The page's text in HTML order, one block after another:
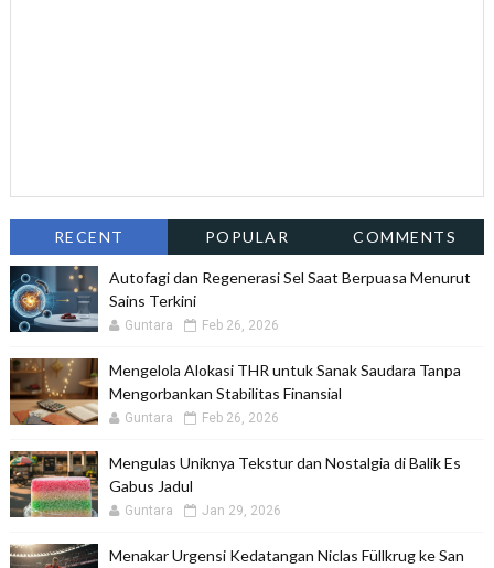
RECENT POPULAR COMMENTS
Autofagi dan Regenerasi Sel Saat Berpuasa Menurut
Sains Terkini
Guntara Feb 26, 2026
Mengelola Alokasi THR untuk Sanak Saudara Tanpa
Mengorbankan Stabilitas Finansial
Guntara Feb 26, 2026
Mengulas Uniknya Tekstur dan Nostalgia di Balik Es
Gabus Jadul
Guntara Jan 29, 2026
Menakar Urgensi Kedatangan Niclas Füllkrug ke San